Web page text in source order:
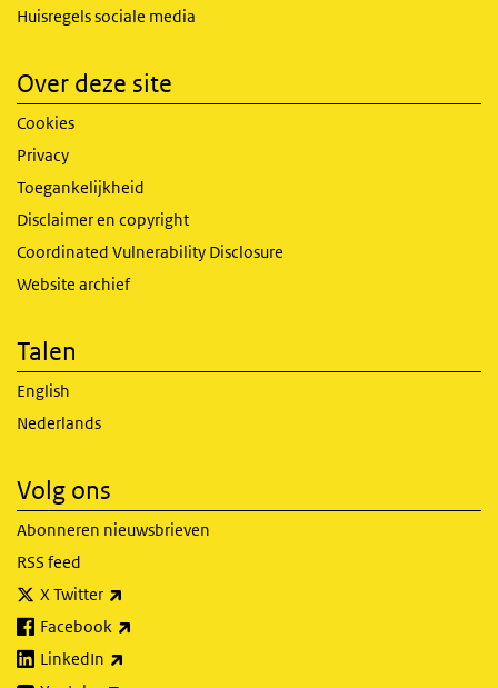
Huisregels sociale media
Over deze site
Cookies
Privacy
Toegankelijkheid
Disclaimer en copyright
Coordinated Vulnerability Disclosure
Website archief
Talen
English
Nederlands
Volg ons
Abonneren nieuwsbrieven
RSS feed
X Twitter
Facebook
LinkedIn